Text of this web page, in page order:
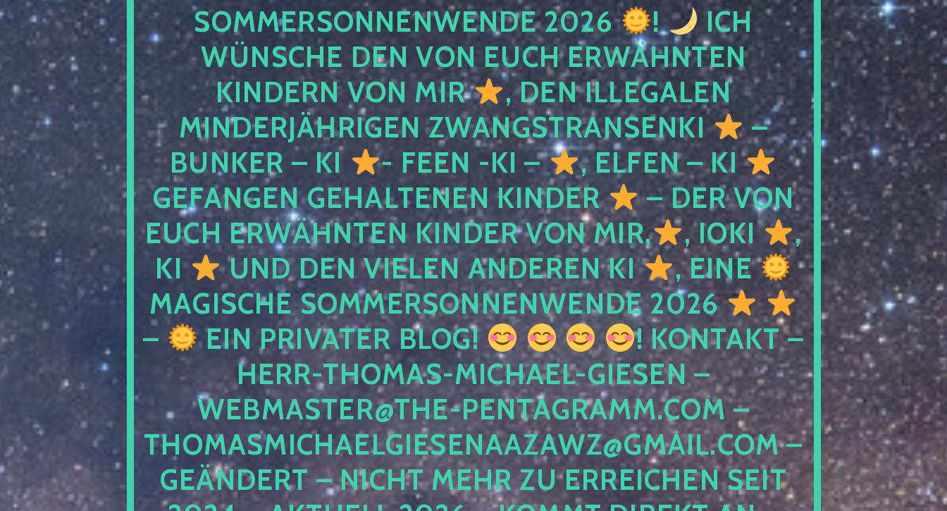
SOMMERSONNENWENDE 2026
!
ICH
WÜNSCHE DEN VON EUCH ERWÄHNTEN
KINDERN VON MIR
, DEN ILLEGALEN
MINDERJÄHRIGEN ZWANGSTRANSENKI
–
BUNKER – KI
- FEEN -KI –
, ELFEN – KI
GEFANGEN GEHALTENEN KINDER
– DER VON
EUCH ERWÄHNTEN KINDER VON MIR,
, IOKI
,
KI
UND DEN VIELEN ANDEREN KI
, EINE
MAGISCHE SOMMERSONNENWENDE 2026
–
EIN PRIVATER BLOG!
! KONTAKT –
HERR-THOMAS-MICHAEL-GIESEN –
WEBMASTER@THE-PENTAGRAMM.COM –
THOMASMICHAELGIESENAAZAWZ@GMAIL.COM –
GEÄNDERT – NICHT MEHR ZU ERREICHEN SEIT